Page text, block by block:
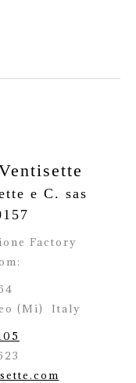
e C. sas
Factory
(Mi)
Italy